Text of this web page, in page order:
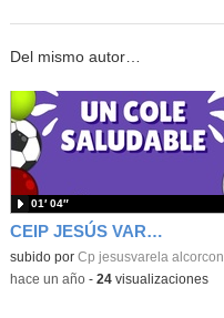
Del mismo autor…
CEIP JESÚS VARELA 6ºB CUÍDATE PLUS
Contenido educativo.
subido por Cp jesusvarela alcorcon
01′ 04″
-hace un año- 24visualizaciones